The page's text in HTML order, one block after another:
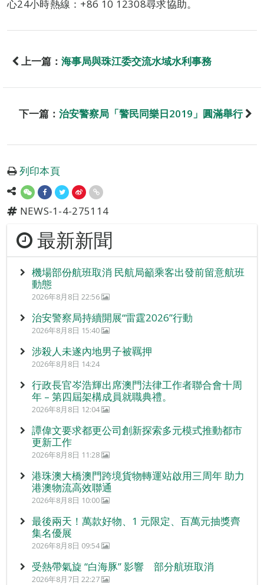
心24小時熱線：+86 10 12308尋求協助。
上一篇： 海事局與珠江委交流水域水利事務
下一篇： 治安警察局「警民同樂日2019」圓滿舉行
列印本頁
NEWS-1-4-275114
最新新聞
機場部份航班取消 民航局籲乘客出發前留意航班
動態
2026年8月8日 22:56
治安警察局持續開展“雷霆2026”行動
2026年8月8日 15:40
涉殺人未遂內地男子被羈押
2026年8月8日 14:24
行政長官岑浩輝出席澳門法律工作者聯合會十周
年 – 第四屆架構成員就職典禮。
2026年8月8日 12:04
譚偉文要求都更公司創新探索多元模式推動都市
更新工作
2026年8月8日 11:28
港珠澳大橋澳門跨境貨物轉運站啟用三周年 助力
港澳物流高效聯通
2026年8月8日 10:00
最後兩天！萬款好物、1 元限定、百萬元抽獎齊
集名優展
2026年8月8日 09:54
受熱帶氣旋 “白海豚” 影響 部分航班取消
2026年8月7日 22:27